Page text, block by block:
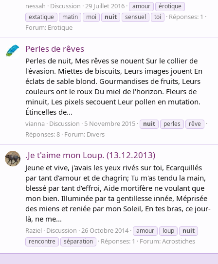
nessah Discussion 29 Juillet 2016 amour
érotique
extatique
matin moi nuit sensuel toi
Réponses: 1
Forum: Erotique
Perles de rêves
Perles de nuit, Mes rêves se nouent Sur le collier de
l'évasion. Miettes de biscuits, Leurs images jouent En
éclats de sable blond. Gourmandises de fruits, Leurs
couleurs ont le roux Du miel de l'horizon. Fleurs de
minuit, Les pixels secouent Leur pollen en mutation.
Étincelles de...
vianna Discussion 5 Novembre 2015 nuit perles rêve
Réponses: 8 Forum: Divers
.Je t'aime mon Loup. (13.12.2013)
Jeune et vive, j'avais les yeux rivés sur toi, Ecarquillés
par tant d'amour et de chagrin; Tu m'as tendu la main,
blessé par tant d'effroi, Aide mortifère ne voulant que
mon bien. Illuminée par ta gentillesse innée, Méprisée
des miens et reniée par mon Soleil, En tes bras, ce jour-
là, ne me...
Raziel Discussion 26 Octobre 2014 amour loup
nuit
rencontre
séparation Réponses: 1 Forum:Acrostiches